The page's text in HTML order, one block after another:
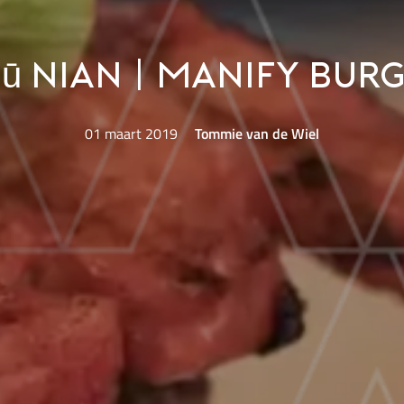
nian | Manify
01 maart 2019 Tommie van de Wiel